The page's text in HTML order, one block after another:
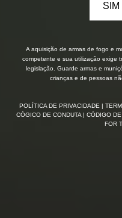
SIM
A aquisição de armas de fogo e
competente e sua utilização exige
legislação. Guarde armas e
crianças e de pessoas
POLÍTICA DE PRIVACIDADE |
CÓGICO DE CONDUTA
| CÓDIGO
FOR